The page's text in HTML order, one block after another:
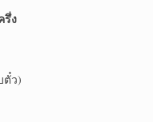
รึ่ง
ตั๋ว)